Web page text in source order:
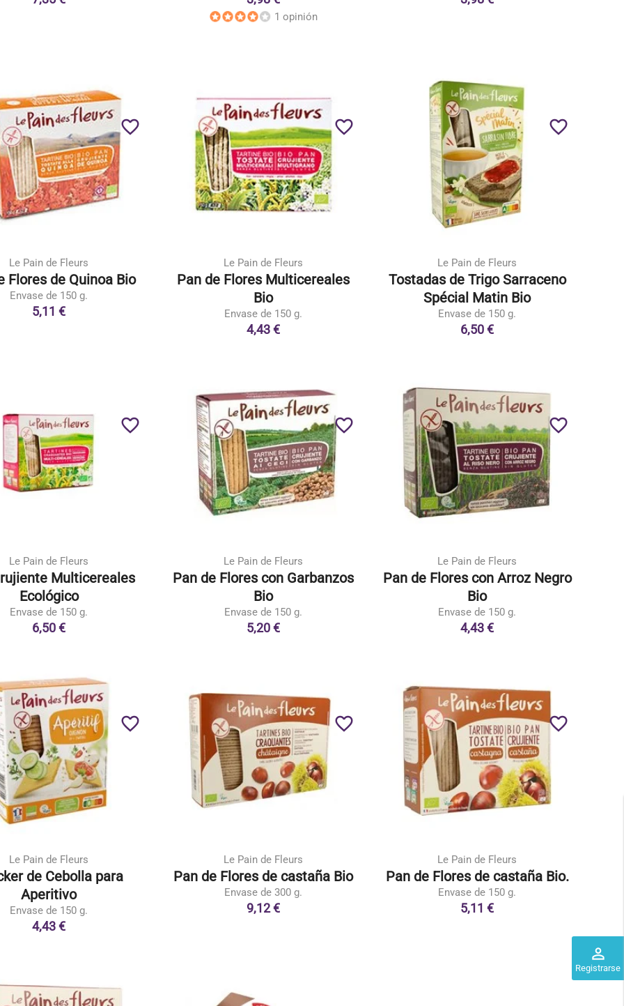
perm_identity
Registrarse
1 opinión
Le Pain de Fleurs
Flores de Quinoa Bio
Envase de 150 g.
5,11 €
favorite_border
Le Pain de Fleurs
Pan de Flores Multicereales
Bio
Envase de 150 g.
4,43 €
favorite_border
Le Pain de Fleurs
Tostadas de Trigo Sarraceno
Spécial Matin Bio
Envase de 150 g.
6,50 €
favorite_border
Le Pain de Fleurs
Multicereales
Ecológico
Envase de 150 g.
6,50 €
favorite_border
Le Pain de Fleurs
Pan de Flores con Garbanzos
Bio
Envase de 150 g.
5,20 €
favorite_border
Le Pain de Fleurs
Pan de Flores con Arroz Negro
Bio
Envase de 150 g.
4,43 €
favorite_border
Le Pain de Fleurs
de Cebolla para
Aperitivo
Envase de 150 g.
4,43 €
favorite_border
Le Pain de Fleurs
Pan de Flores de castaña Bio
Envase de 300 g.
9,12 €
favorite_border
Le Pain de Fleurs
Pan de Flores de castaña Bio.
Envase de 150 g.
5,11 €
favorite_border